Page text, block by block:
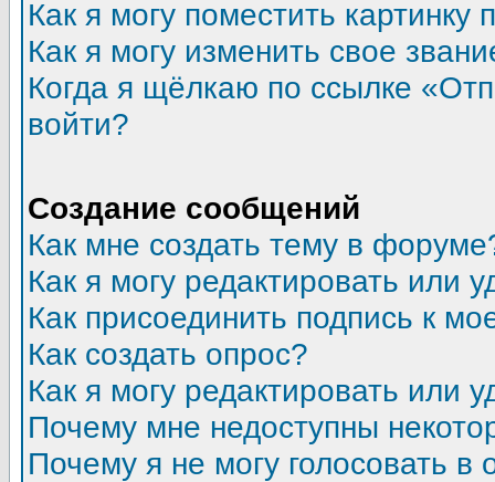
Как я могу поместить
Как я могу изменить свое
Когда я щёлкаю по ссылке
войти?
Создание сообщений
Как мне создать тему в
Как я могу редактировать или
Как присоединить подпись к
Как создать опрос?
Как я могу редактировать или
Почему мне недоступны
Почему я не могу голосовать в